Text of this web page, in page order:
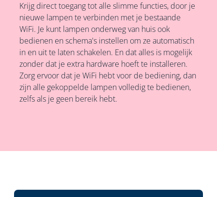
Krijg direct toegang tot alle slimme functies, door je
nieuwe lampen te verbinden met je bestaande
WiFi. Je kunt lampen onderweg van huis ook
bedienen en schema's instellen om ze automatisch
in en uit te laten schakelen. En dat alles is mogelijk
zonder dat je extra hardware hoeft te installeren.
Zorg ervoor dat je WiFi hebt voor de bediening, dan
zijn alle gekoppelde lampen volledig te bedienen,
zelfs als je geen bereik hebt.